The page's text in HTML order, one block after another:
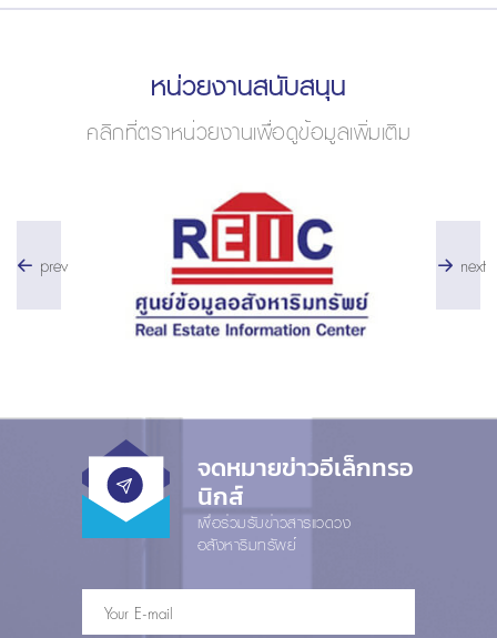
หน่วยงานสนับสนุน
คลิกที่ตราหน่วยงานเพื่อดูข้อมูลเพิ่มเติม
prev next
จดหมายข่าวอีเล็กทรอ
นิกส์
เพื่อร่วมรับข่าวสารแวดวง
อสังหาริมทรัพย์